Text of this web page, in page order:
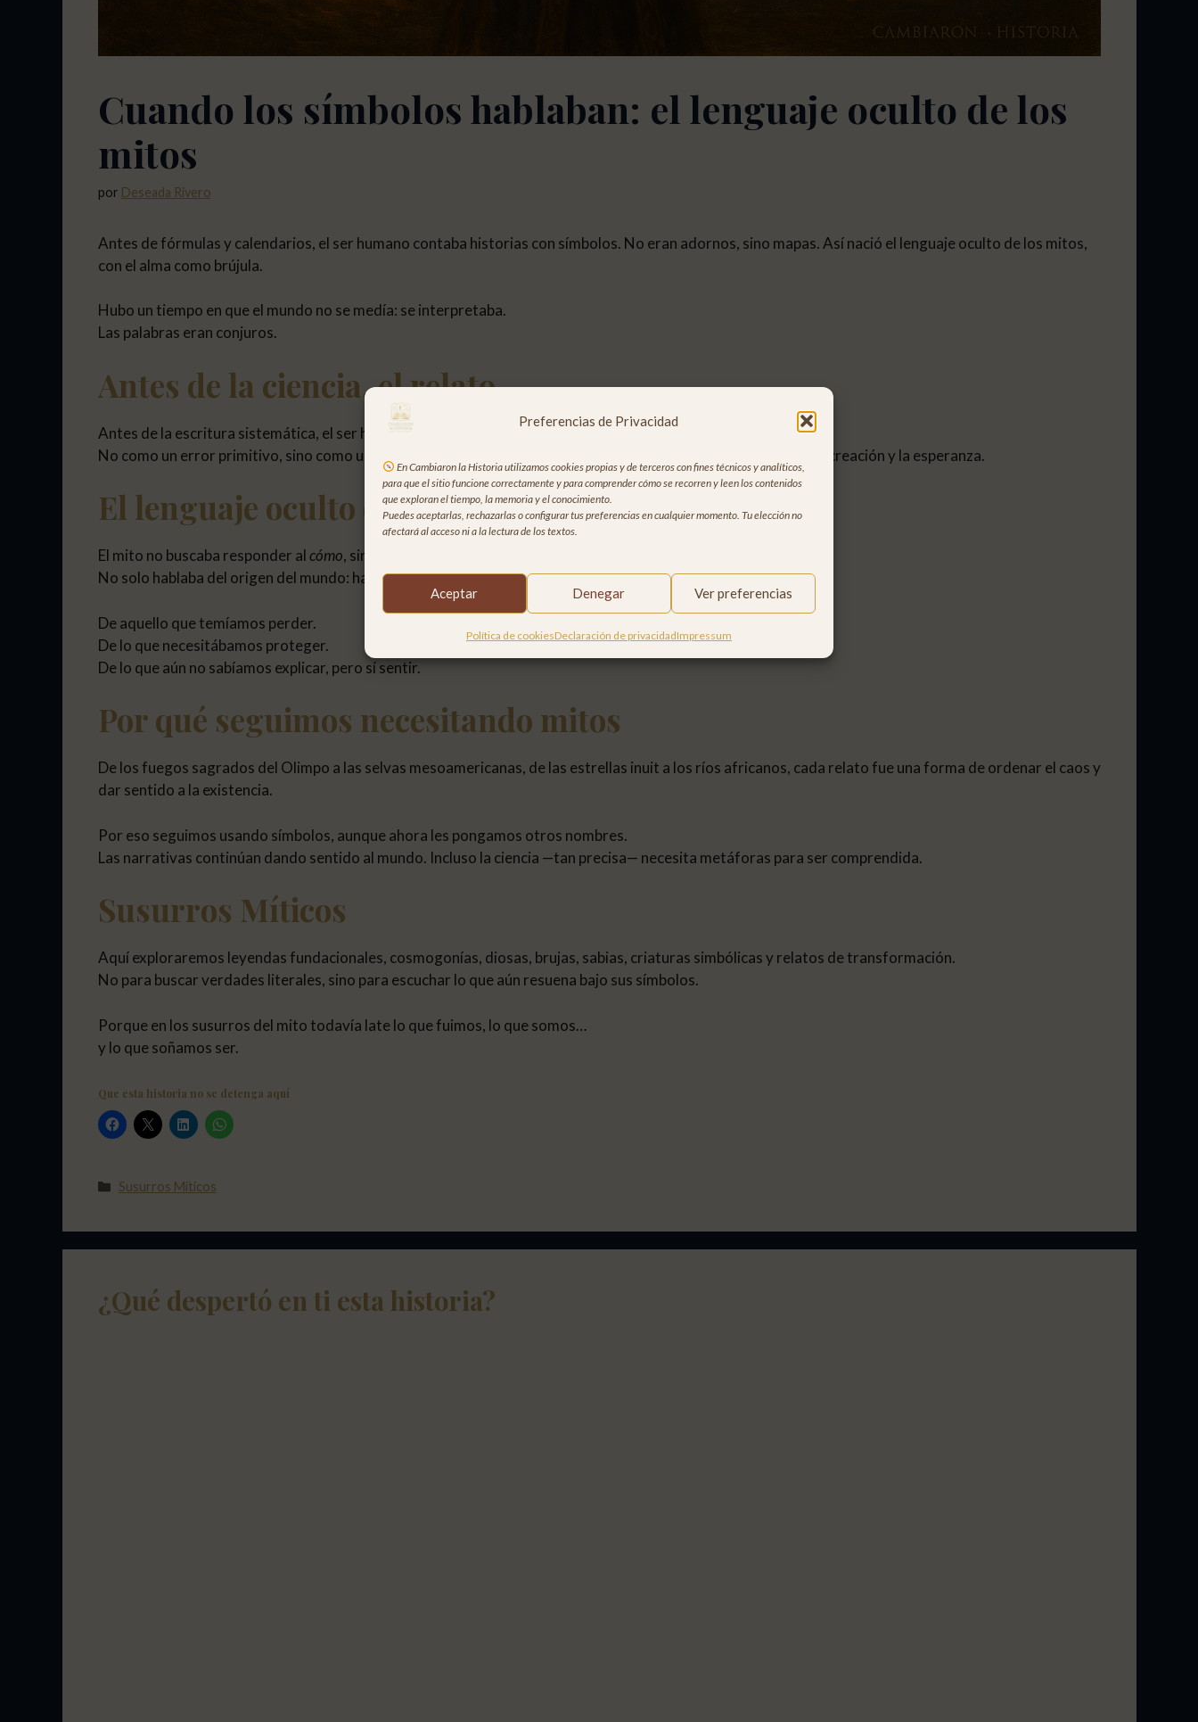
Preferencias de Privacidad
En Cambiaron la Historia utilizamos cookies propias y de terceros con fines técnicos y analíticos,
para que el sitio funcione correctamente y para comprender cómo se recorren y leen los contenidos
que exploran el tiempo, la memoria y el conocimiento.
Puedes aceptarlas, rechazarlas o configurar tus preferencias en cualquier momento. Tu elección no
afectará al acceso ni a la lectura de los textos.
Aceptar Denegar Ver preferencias
Política de cookiesDeclaración de privacidadImpressum
Cuando los símbolos hablaban: el lenguaje oculto de los
mitos
por Deseada Rivero
Antes de fórmulas y calendarios, el ser humano contaba historias con símbolos. No eran adornos, sino mapas. Así nació el lenguaje oculto de los mitos,
con el alma como brújula.
Hubo un tiempo en que el mundo no se medía: se interpretaba.
Las palabras eran conjuros.
Antes de la ciencia, el relato
Antes de la escritura sistemática, el ser humano explicó el mundo a través del mito.
No como un error primitivo, sino como un lenguaje simbólico capaz de nombrar el miedo, el deseo, la muerte, la creación y la esperanza.
El lenguaje oculto del mito como espejo
El mito no buscaba responder alcómo, sino al
No solo hablaba del origen del mundo: hablaba de nosotros.
De aquello que temíamos perder.
De lo que necesitábamos proteger.
De lo que aún no sabíamos explicar, pero sí sentir.
Por qué seguimos necesitando mitos
De los fuegos sagrados del Olimpo a las selvas mesoamericanas, de las estrellas inuit a los ríos africanos, cada relato fue una forma de ordenar el caos y
dar sentido a la existencia.
Por eso seguimos usando símbolos, aunque ahora les pongamos otros nombres.
Las narrativas continúan dando sentido al mundo. Incluso la ciencia —tan precisa— necesita metáforas para ser comprendida.
Susurros Míticos
Aquí exploraremos leyendas fundacionales, cosmogonías, diosas, brujas, sabias, criaturas simbólicas y relatos de transformación.
No para buscar verdades literales, sino para escuchar lo que aún resuena bajo sus símbolos.
Porque en los susurros del mito todavía late lo que fuimos, lo que somos…
y lo que soñamos ser.
Que esta historia no se detenga aquí
Categorías
Susurros Míticos
¿Qué despertó en ti esta historia?